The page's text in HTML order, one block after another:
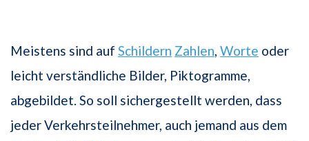
Meistens sind auf Schildern Zahlen, Worte oder
leicht verständliche Bilder, Piktogramme,
abgebildet. So soll sichergestellt werden, dass
jeder Verkehrsteilnehmer, auch jemand aus dem